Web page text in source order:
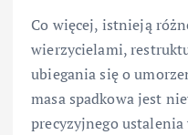
Co więcej, istnieją
wierzycielami,
ubiegania się o
masa spadkowa jest
precyzyjnego ustalenia